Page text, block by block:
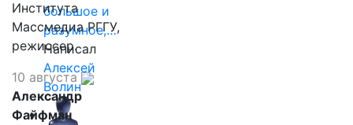
большое и
разумное,…
Написал
Алексей
Волин
Института
Массмедиа РГГУ,
режиссер.
10 августа
Александр
Файфман